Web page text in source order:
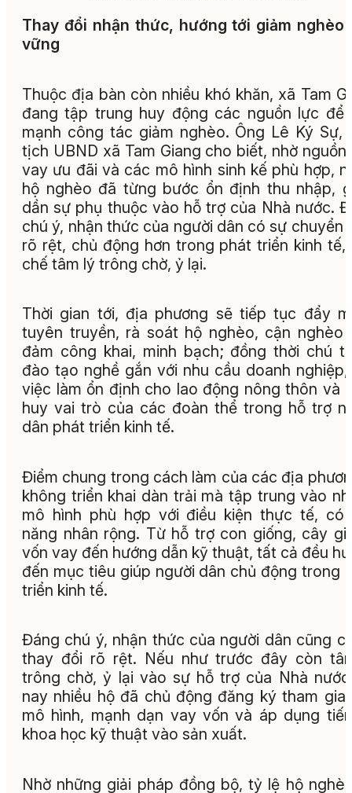
Thay đổi nhận thức, hướng tới giảm nghèo
vững
Thuộc địa bàn còn nhiều khó khăn, xã Tam
đang tập trung huy động các nguồn lực để
mạnh công tác giảm nghèo. Ông Lê Ký Sự,
tịch UBND xã Tam Giang cho biết, nhờ nguồn
vay ưu đãi và các mô hình sinh kế phù hợp,
hộ nghèo đã từng bước ổn định thu nhập,
dần sự phụ thuộc vào hỗ trợ của Nhà nước.
chú ý, nhận thức của người dân có sự chuyển
rõ rệt, chủ động hơn trong phát triển kinh tế,
chế tâm lý trông chờ, ỷ lại.
Thời gian tới, địa phương sẽ tiếp tục đẩy
tuyên truyền, rà soát hộ nghèo, cận nghèo
đảm công khai, minh bạch; đồng thời chú
đào tạo nghề gắn với nhu cầu doanh
việc làm ổn định cho lao động nông thôn và
huy vai trò của các đoàn thể trong hỗ trợ
dân phát triển kinh tế.
Điểm chung trong cách làm của các địa
không triển khai dàn trải mà tập trung vào
mô hình phù hợp với điều kiện thực tế, có
năng nhân rộng. Từ hỗ trợ con giống, cây
vốn vay đến hướng dẫn kỹ thuật, tất cả đều
đến mục tiêu giúp người dân chủ động trong
triển kinh tế.
Đáng chú ý, nhận thức của người dân cũng
thay đổi rõ rệt. Nếu như trước đây còn
trông chờ, ỷ lại vào sự hỗ trợ của Nhà
nay nhiều hộ đã chủ động đăng ký tham gia
mô hình, mạnh dạn vay vốn và áp dụng
khoa học kỹ thuật vào sản xuất.
Nhờ những giải pháp đồng bộ, tỷ lệ hộ